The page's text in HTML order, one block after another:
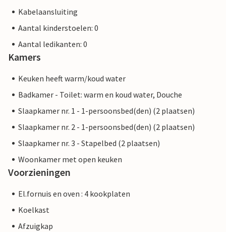
Kabelaansluiting
Aantal kinderstoelen: 0
Aantal ledikanten: 0
Kamers
Keuken heeft warm/koud water
Badkamer - Toilet: warm en koud water, Douche
Slaapkamer nr. 1 - 1-persoonsbed(den) (2 plaatsen)
Slaapkamer nr. 2 - 1-persoonsbed(den) (2 plaatsen)
Slaapkamer nr. 3 - Stapelbed (2 plaatsen)
Woonkamer met open keuken
Voorzieningen
El.fornuis en oven : 4 kookplaten
Koelkast
Afzuigkap